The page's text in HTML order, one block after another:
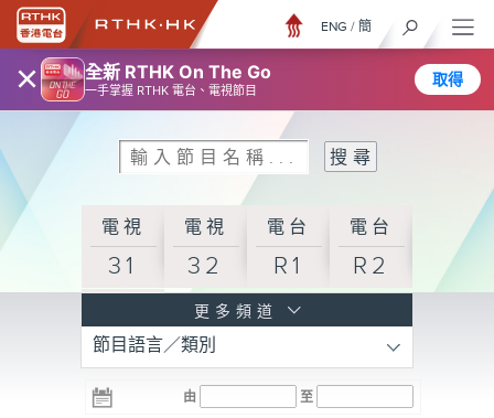
× 全新 RTHK On The Go
一手掌握 RTHK 電台、電視節目
取得
ENG / 簡
電視
31
電視
32
電台
R1
電台
R2
R3
電台 電台 電台
更多頻道
節目語言／類別
由 至